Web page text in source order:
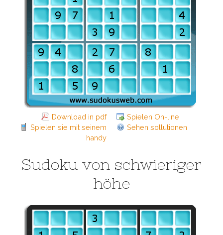
Download in pdf
Spielen On-line
Spielen sie mit seinem
handy
Sehen sollutionen
Sudoku von schwieriger
höhe